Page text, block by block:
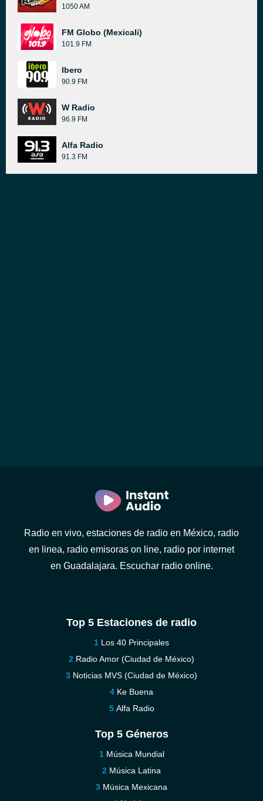
1050 AM
FM Globo (Mexicali)
101.9 FM
Ibero
90.9 FM
W Radio
96.9 FM
Alfa Radio
91.3 FM
Radio en vivo, estaciones de radio en México, radio
en linea, radio emisoras on line, radio por internet
en Guadalajara. Escuchar radio online.
Top 5 Estaciones de radio
Los 40 Principales
Radio Amor (Ciudad de México)
Noticias MVS (Ciudad de México)
Ke Buena
Alfa Radio
Top 5 Géneros
Música Mundial
Música Latina
Música Mexicana